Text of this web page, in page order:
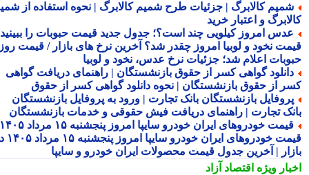
کالابرگ | جزئیات طرح شمیم کالابرگ | نحوه استفاده از شمیم
و اعتبار خرید
امروز کیلویی چند است؟؛ جدول جدید قیمت حبوبات را ببینید /
نخود و لوبیا امروز چقدر شد؟ آخرین نرخ های بازار / قیمت روز
اعلام شد؛ جزئیات نرخ عدس، نخود و لوبیا
گواهی کسر از حقوق بازنشستگان | راهنمای دریافت گواهی
از حقوق بازنشستگان | نحوه دانلود گواهی کسر از حقوق
بازنشستگان بانک تجارت | ورود به پروفایل بازنشستگان
تجارت | راهنمای دریافت فیش حقوقی و خدمات بازنشستگان
قیمت خودروهای ایران خودرو سایپا امروز پنجشنبه ۱۵ مرداد ۱۴۰۵ |
قیمت خودروهای ایران خودرو سایپا امروز پنجشنبه ۱۵ مرداد ۱۴۰۵ در
| آخرین جدول قیمت محصولات ایران خودرو و سایپا
ویژهاقتصاد آزاد